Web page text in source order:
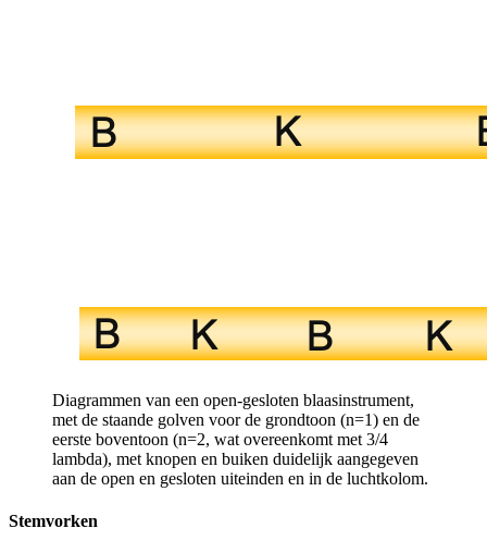
Diagrammen van een open-gesloten blaasinstrument,
met de staande golven voor de grondtoon (n=1) en de
eerste boventoon (n=2, wat overeenkomt met 3/4
lambda), met knopen en buiken duidelijk aangegeven
aan de open en gesloten uiteinden en in de luchtkolom.
Stemvorken